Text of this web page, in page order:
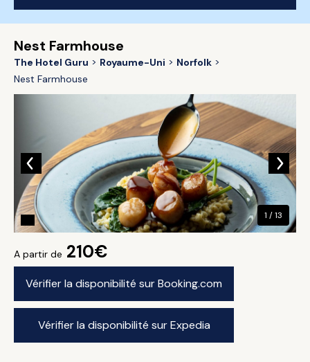
Nest Farmhouse
The Hotel Guru Royaume-Uni
Norfolk
Nest Farmhouse
A partir de 210€
Vérifier la disponibilité sur Booking.com
Vérifier la disponibilité sur Expedia
1 / 13